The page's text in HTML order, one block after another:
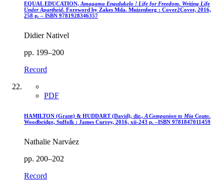
EQUAL EDUCATION, Amagama Engulukelo ! Life for Freedom. Writing Life
Under Apartheid. Foreword by Zakes Mda. Muizenberg : Cover2Cover, 2016,
258 p. – ISBN 9781928346357
Didier Nativel
pp. 199–200
Record
PDF
HAMILTON (Grant) & HUDDART (David), dir., A Companion to Mia Couto.
Woodbridge, Suffolk : James Currey, 2016, xii-243 p. –ISBN 9781847011459
Nathalie Narváez
pp. 200–202
Record